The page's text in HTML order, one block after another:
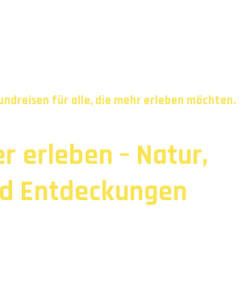
erleben – Natur,
Entdeckungen
für alle, die mehr erleben möchten.